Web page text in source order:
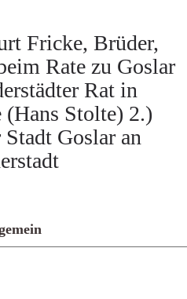
Fricke, Brüder,
Rate zu Goslar
Rat in
(Hans Stolte) 2.)
Goslar an